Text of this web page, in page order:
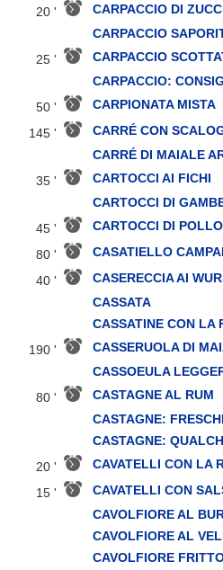
20 '
CARPACCIO DI
CARPACCIO
25 '
CARPACCIO
CARPACCIO:
50 '
CARPIONATA MISTA
145 '
CARRÉ CON
CARRÉ DI MAIALE
35 '
CARTOCCI AI FICHI
CARTOCCI DI
45 '
CARTOCCI DI POLLO
80 '
CASATIELLO
40 '
CASERECCIA AI
CASSATA
CASSATINE CON LA
190 '
CASSERUOLA DI
CASSOEULA
80 '
CASTAGNE AL RUM
CASTAGNE:
CASTAGNE:
20 '
CAVATELLI CON LA
15 '
CAVATELLI CON
CAVOLFIORE AL
CAVOLFIORE AL
CAVOLFIORE